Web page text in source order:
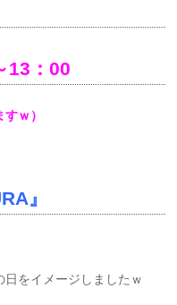
13：00
ｗ）
』
をイメージしましたｗ